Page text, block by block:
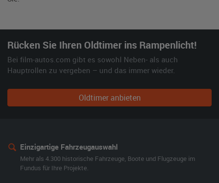
Rücken Sie Ihren Oldtimer ins Rampenlicht!
Bei film-autos.com gibt es sowohl Neben- als auch
Hauptrollen zu vergeben – und das immer wieder.
Oldtimer anbieten
Einzigartige Fahrzeugauswahl
Mehr als 4.300 historische Fahrzeuge, Boote und Flugzeuge im
Fundus für Ihre Projekte.